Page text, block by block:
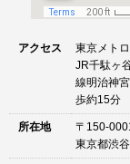
アクセス
東京メト
JR千駄ヶ
線明治神
歩約15分
所在地
〒150-
東京都渋